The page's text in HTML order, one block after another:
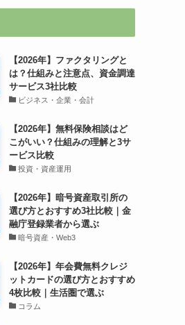
【2026年】ファクタリングと
は？仕組みと注意点、資金調達
サービス3社比較
ビジネス・企業・会計
【2026年】無料保険相談はど
こがいい？仕組みの理解と3サ
ービス比較
投資・資産運用
【2026年】暗号資産取引所の
選び方とおすすめ3社比較｜金
融庁登録業者から選ぶ
暗号資産・Web3
【2026年】年会費無料クレジ
ットカードの選び方とおすすめ
4枚比較｜生活圏で選ぶ
コラム